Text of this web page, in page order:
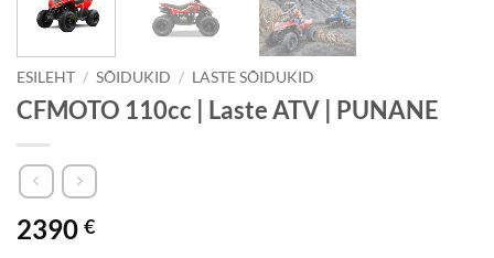
ESILEHT / SÕIDUKID / LASTE SÕIDUKID
CFMOTO 110cc | Laste ATV | PUNANE
2390 €